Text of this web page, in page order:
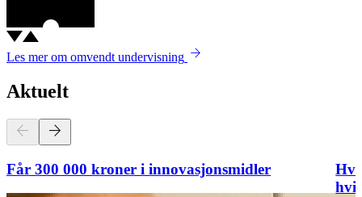
Les mer om omvendt undervisning arrow_forward
Aktuelt
arrow_back arrow_forward
Får 300 000 kroner i innovasjonsmidler